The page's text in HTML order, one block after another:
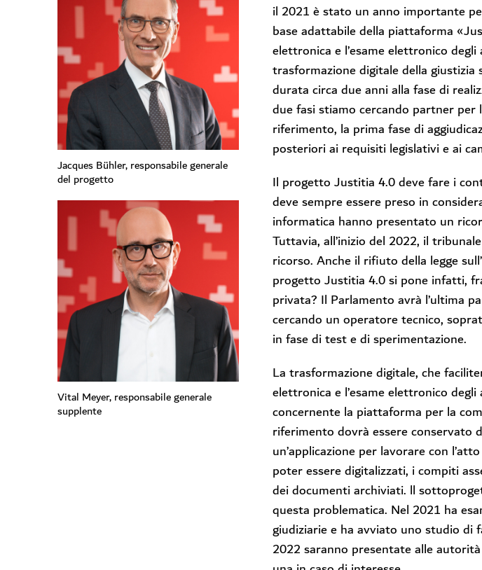
Jacques Bühler, responsabile generale
del progetto
Vital Meyer, responsabile generale
supplente
il 2021 è stato un anno importante
base adattabile della piattaforma
elettronica e l’esame elettronico
trasformazione digitale della giustizia
durata circa due anni alla fase di
due fasi stiamo cercando partner per
riferimento, la prima fase di
posteriori ai requisiti legislativi e ai
Il progetto Justitia 4.0 deve fare i
deve sempre essere preso in
informatica hanno presentato un
Tuttavia, all’inizio del 2022, il
ricorso. Anche il rifiuto della legge
progetto Justitia 4.0 si pone infatti,
privata? Il Parlamento avrà l’ultima
cercando un operatore tecnico,
in fase di test e di sperimentazione.
La trasformazione digitale, che
elettronica e l’esame elettronico
concernente la piattaforma per la
riferimento dovrà essere conservato
un’applicazione per lavorare con
poter essere digitalizzati, i compiti
dei documenti archiviati. ll
questa problematica. Nel 2021 ha
giudiziarie e ha avviato uno studio di
2022 saranno presentate alle